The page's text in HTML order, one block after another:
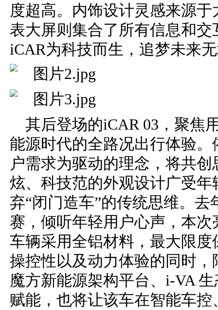
度超高。内饰设计灵感来源
表大屏则集合了所有信息和
iCAR为科技而生，追梦未来
其后登场的iCAR 03，聚焦
能源时代的全路况出行体验
户需求为驱动的理念，将共
炫、科技范的外观设计广受
弃“闭门造车”的传统思维。
赛，倾听年轻用户心声，本
车辆采用全铝材料，最大限
操控性以及动力体验的同时
魔方新能源架构平台、i-VA
赋能，也将让该车在智能车